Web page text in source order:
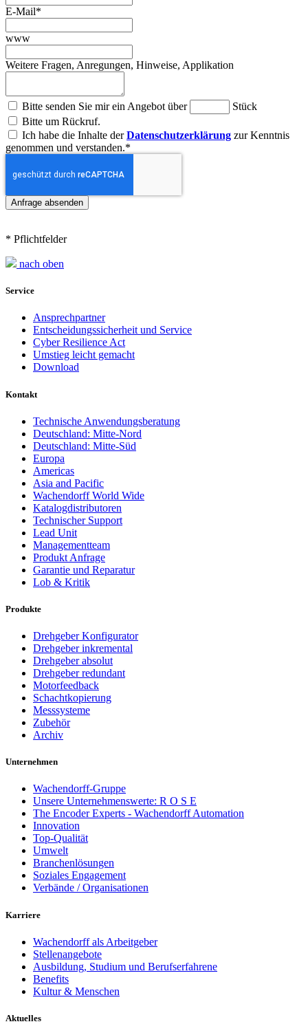
E-Mail*
www
Weitere Fragen, Anregungen, Hinweise, Applikation
Bitte senden Sie mir ein Angebot über
Stück
Bitte um Rückruf.
Ich habe die Inhalte derDatenschutzerklärung zur Kenntnis
genommen und verstanden.*
* Pflichtfelder
nach oben
Service
Ansprechpartner
Entscheidungssicherheit und Service
Cyber Resilience Act
Umstieg leicht gemacht
Download
Kontakt
Technische Anwendungsberatung
Deutschland: Mitte-Nord
Deutschland: Mitte-Süd
Europa
Americas
Asia and Pacific
Wachendorff World Wide
Katalogdistributoren
Technischer Support
Lead Unit
Managementteam
Produkt Anfrage
Garantie und Reparatur
Lob & Kritik
Produkte
Drehgeber Konfigurator
Drehgeber inkremental
Drehgeber absolut
Drehgeber redundant
Motorfeedback
Schachtkopierung
Messsysteme
Zubehör
Archiv
Unternehmen
Wachendorff-Gruppe
Unsere Unternehmenswerte: R O S E
The Encoder Experts - Wachendorff Automation
Innovation
Top-Qualität
Umwelt
Branchenlösungen
Soziales Engagement
Verbände / Organisationen
Karriere
Wachendorff als Arbeitgeber
Stellenangebote
Ausbildung, Studium und Berufserfahrene
Benefits
Kultur & Menschen
Aktuelles